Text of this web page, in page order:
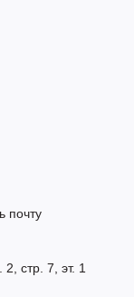
почту
стр. 7, эт. 1